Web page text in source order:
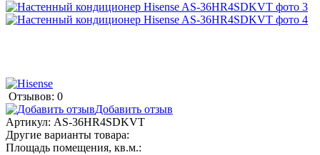
Отзывов: 0
Добавить отзыв
Артикул: AS-36HR4SDKVT
Другие варианты товара:
Площадь помещения, кв.м.: